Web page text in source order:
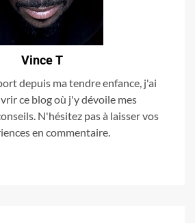
Vince T
depuis ma tendre enfance, j'ai
ce blog où j'y dévoile mes
N'hésitez pas à laisser vos
en commentaire.